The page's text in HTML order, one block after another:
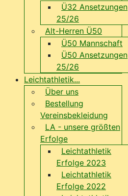
Ü32 Ansetzungen
25/26
Alt-Herren Ü50
Ü50 Mannschaft
Ü50 Ansetzungen
25/26
Leichtathletik...
Über uns
Bestellung
Vereinsbekleidung
LA - unsere größten
Erfolge
Leichtathletik
Erfolge 2023
Leichtathletik
Erfolge 2022